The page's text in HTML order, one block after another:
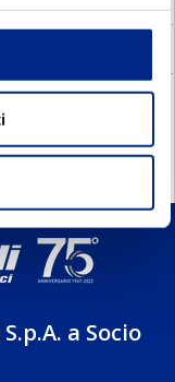
motori elettrici
a Socio